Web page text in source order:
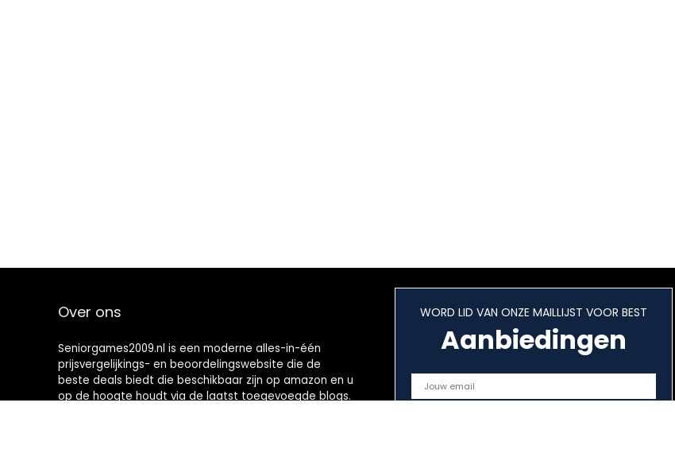
Over ons
Seniorgames2009.nl is een moderne alles-in-één
prijsvergelijkings- en beoordelingswebsite die de
beste deals biedt die beschikbaar zijn op amazon en u
op de hoogte houdt via de laatst toegevoegde blogs.
WORD LID VAN ONZE MAILLIJST VOOR BEST
Aanbiedingen